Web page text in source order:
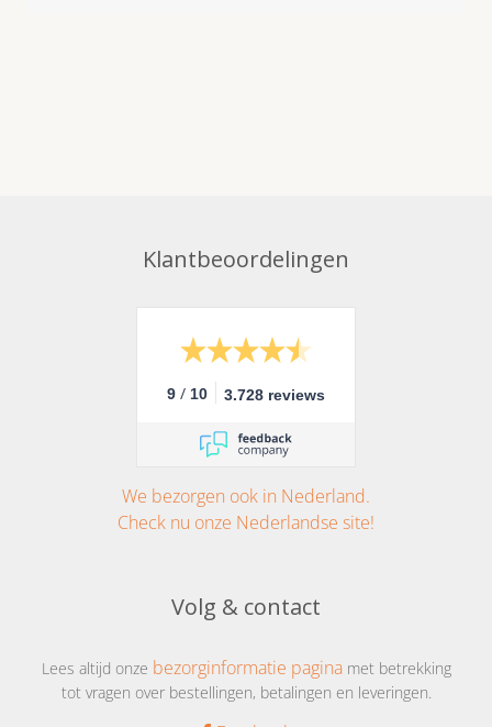
Klantbeoordelingen
9 / 10 3.728 reviews
We bezorgen ook in Nederland.
Check nu onze Nederlandse site!
Volg & contact
Lees altijd onze bezorginformatie paginamet betrekking
tot vragen over bestellingen, betalingen en leveringen.